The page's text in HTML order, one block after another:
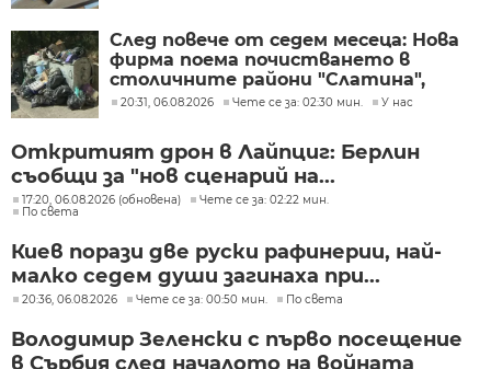
След повече от седем месеца: Нова
фирма поема почистването в
столичните райони "Слатина",
"Подуяне" и "Изгрев"
20:31, 06.08.2026 Чете се за: 02:30 мин. У нас
Откритият дрон в Лайпциг: Берлин
съобщи за "нов сценарий на...
17:20, 06.08.2026 (обновена)
Чете се за: 02:22 мин.
По света
Киев порази две руски рафинерии, най-
малко седем души загинаха при...
20:36, 06.08.2026 Чете се за: 00:50 мин. По света
Володимир Зеленски с първо посещение
в Сърбия след началото на войната